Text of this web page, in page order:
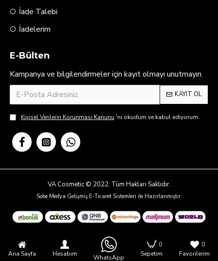
İade Talebi
İadelerim
E-Bülten
Kampanya ve bilgilendirmeler için kayıt olmayı unutmayın.
KAYIT OL
Kişisel Verilerin Korunması Kanunu 'ni okudum ve kabul ediyorum.
VA Cosmetic © 2022. Tüm Hakları Saklıdır.
Sobe Medya Gelişmiş E-Ticaret Sistemleri ile Hazırlanmıştır.
Ana Sayfa Hesabım WhatsApp Sepetim
0
Favorilerim
0